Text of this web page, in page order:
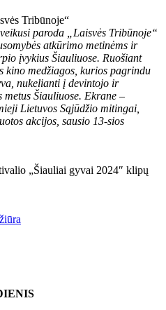
Tribūnoje“
paroda „Laisvės Tribūnoje“
atkūrimo metinėms ir
įvykius Šiauliuose. Ruošiant
kino medžiagos, kurios pagrindu
nukelianti į devintojo ir
metus Šiauliuose. Ekrane –
Lietuvos Sąjūdžio mitingai,
akcijos, sausio 13-sios
„Šiauliai gyvai 2024″ klipų